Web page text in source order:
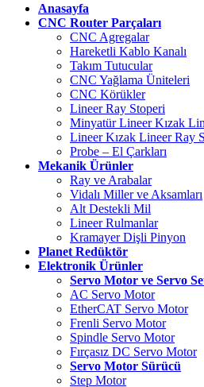
Anasayfa
CNC Router Parçaları
CNC Agregalar
Hareketli Kablo Kanalı
Takım Tutucular
CNC Yağlama Üniteleri
CNC Körükler
Lineer Ray Stoperi
Minyatür Lineer Kızak
Lineer Kızak Lineer Ray
Probe – El Çarkları
Mekanik Ürünler
Ray ve Arabalar
Vidalı Miller ve Aksamları
Alt Destekli Mil
Lineer Rulmanlar
Kramayer Dişli Pinyon
Planet Redüktör
Elektronik Ürünler
Servo Motor ve Servo
AC Servo Motor
EtherCAT Servo Motor
Frenli Servo Motor
Spindle Servo Motor
Fırçasız DC Servo Motor
Servo Motor Sürücü
Step Motor